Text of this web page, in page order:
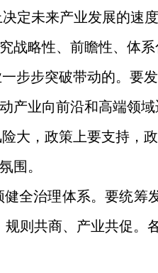
定未来产业发展的速
战略性、前瞻性、体系
步步突破带动的。要
产业向前沿和高端领域
大，政策上要支持，
围。
全治理体系。要统
则共商、产业共促。